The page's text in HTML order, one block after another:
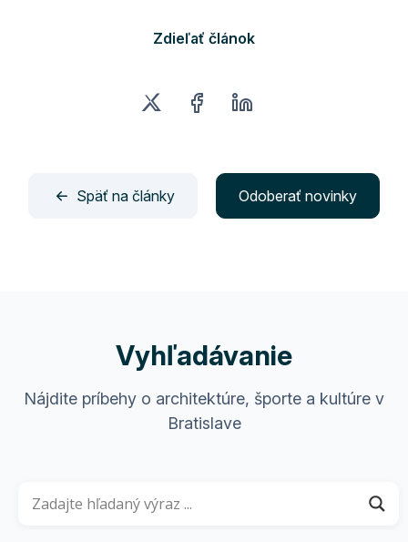
Zdieľať článok
Späť na články Odoberať novinky
Vyhľadávanie
Nájdite príbehy o architektúre, športe a kultúre v
Bratislave